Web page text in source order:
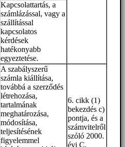
Kapcsolattartás, a
számlázással, vagy a
szállítással
kapcsolatos
kérdések
hatékonyabb
egyeztetése.
A szabályszerű
számla kiállítása,
továbbá a szerződés
létrehozása,
tartalmának
meghatározása,
módosítása,
teljesítésének
figyelemmel
6. cikk (1)
bekezdés c)
pontja, és a
számvitelről
szóló 2000.
évi C.